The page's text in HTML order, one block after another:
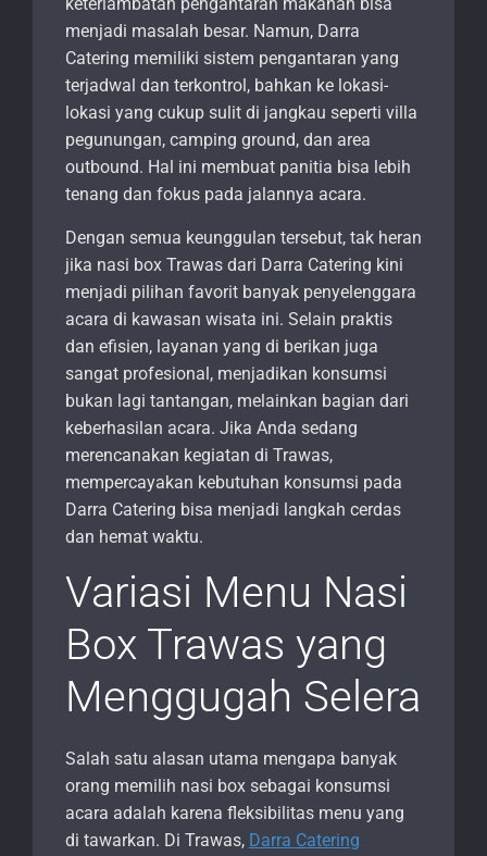
keterlambatan pengantaran makanan bisa
menjadi masalah besar. Namun, Darra
Catering memiliki sistem pengantaran yang
terjadwal dan terkontrol, bahkan ke lokasi-
lokasi yang cukup sulit di jangkau seperti villa
pegunungan, camping ground, dan area
outbound. Hal ini membuat panitia bisa lebih
tenang dan fokus pada jalannya acara.
Dengan semua keunggulan tersebut, tak heran
jika nasi box Trawas dari Darra Catering kini
menjadi pilihan favorit banyak penyelenggara
acara di kawasan wisata ini. Selain praktis
dan efisien, layanan yang di berikan juga
sangat profesional, menjadikan konsumsi
bukan lagi tantangan, melainkan bagian dari
keberhasilan acara. Jika Anda sedang
merencanakan kegiatan di Trawas,
mempercayakan kebutuhan konsumsi pada
Darra Catering bisa menjadi langkah cerdas
dan hemat waktu.
Variasi Menu Nasi
Box Trawas yang
Menggugah Selera
Salah satu alasan utama mengapa banyak
orang memilih nasi box sebagai konsumsi
acara adalah karena fleksibilitas menu yang
di tawarkan. Di Trawas, Darra Catering